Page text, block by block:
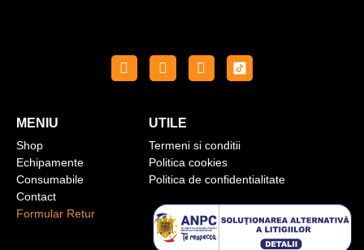
MENIU
Shop
Echipamente
Consumabile
Contact
Formular Retur
UTILE
Termeni si conditii
Politica cookies
Politica de confidentialitate